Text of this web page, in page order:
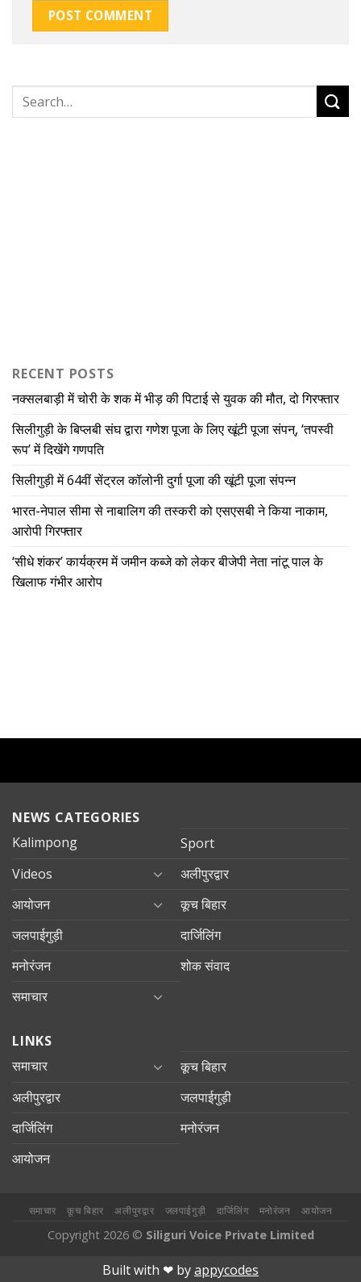
RECENT POSTS
नक्सलबाड़ी में चोरी के शक में भीड़ की पिटाई से युवक की मौत, दो गिरफ्तार
सिलीगुड़ी के बिप्लबी संघ द्वारा गणेश पूजा के लिए खूंटी पूजा संपन्, ‘तपस्वी
रूप’ में दिखेंगे गणपति
सिलीगुड़ी में 64वीं सेंट्रल कॉलोनी दुर्गा पूजा की खूंटी पूजा संपन्न
भारत-नेपाल सीमा से नाबालिग की तस्करी को एसएसबी ने किया नाकाम,
आरोपी गिरफ्तार
‘सीधे शंकर’ कार्यक्रम में जमीन कब्जे को लेकर बीजेपी नेता नांटू पाल के
खिलाफ गंभीर आरोप
NEWS CATEGORIES
Kalimpong
Sport
Videos
अलीपुरद्वार
आयोजन
कूच बिहार
जलपाईगुड़ी
दार्जिलिंग
मनोरंजन
शोक संवाद
समाचार
LINKS
समाचार
कूच बिहार
अलीपुरद्वार
जलपाईगुड़ी
दार्जिलिंग
मनोरंजन
आयोजन
समाचार कूच बिहार अलीपुरद्वार जलपाईगुड़ी दार्जिलिंग मनोरंजन आयोजन
Copyright 2026 © Siliguri Voice Private Limited
betsmovemariobet jojobet giriş
Built with ❤︎ byappycodes